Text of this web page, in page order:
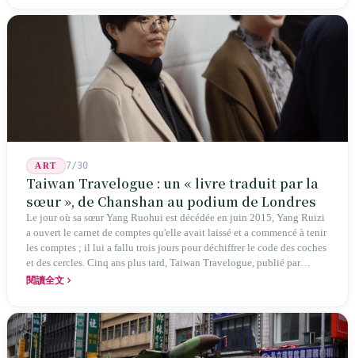
jusqu'aux manuels scolaires du collège.
ART 7/30
Taiwan Travelogue : un « livre traduit par la
sœur », de Chanshan au podium de Londres
Le jour où sa sœur Yang Ruohui est décédée en juin 2015, Yang Ruizi
a ouvert le carnet de comptes qu'elle avait laissé et a commencé à tenir
les comptes ; il lui a fallu trois jours pour déchiffrer le code des coches
et des cercles. Cinq ans plus tard, Taiwan Travelogue, publié par
Chanshan, portait la mention « par Chihako Aoyama, traduit par Yang
traduit un livre inexistant sous le nom de sa sœur.
閱讀全文